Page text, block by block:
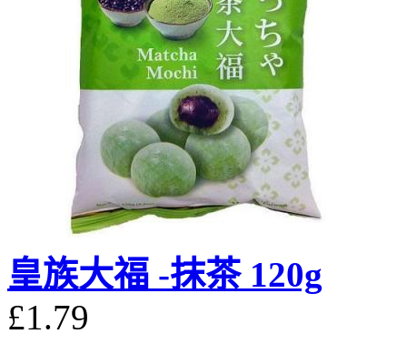
皇族大福 -抹茶 120g
£1.79